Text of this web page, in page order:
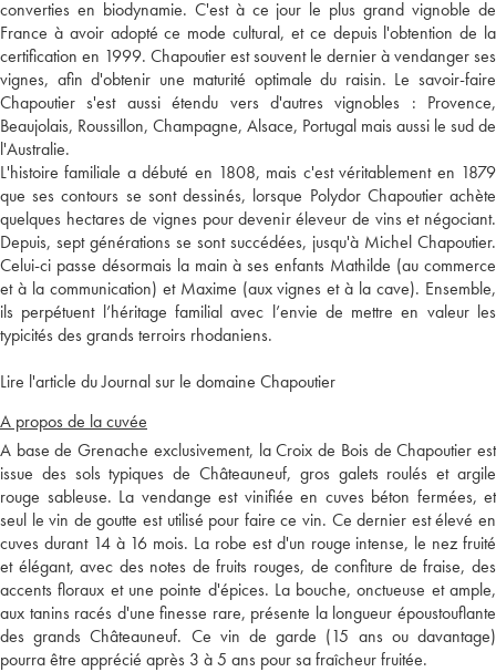
converties en biodynamie. C'est à ce jour le plus grand vignoble de
France à avoir adopté ce mode cultural, et ce depuis l'obtention de la
certification en 1999. Chapoutier est souvent le dernier à vendanger ses
vignes, afin d'obtenir une maturité optimale du raisin. Le savoir-faire
Chapoutier s'est aussi étendu vers d'autres vignobles : Provence,
Beaujolais, Roussillon, Champagne, Alsace, Portugal mais aussi le sud de
l'Australie.
L'histoire familiale a débuté en 1808, mais c'est véritablement en 1879
que ses contours se sont dessinés, lorsque Polydor Chapoutier achète
quelques hectares de vignes pour devenir éleveur de vins et négociant.
Depuis, sept générations se sont succédées, jusqu'à Michel Chapoutier.
Celui-ci passe désormais la main à ses enfants Mathilde (au commerce
et à la communication) et Maxime (aux vignes et à la cave). Ensemble,
ils perpétuent l’héritage familial avec l’envie de mettre en valeur les
typicités des grands terroirs rhodaniens.
Lire l'article du Journal sur le domaine Chapoutier
A propos de la cuvée
A base de Grenache exclusivement, la Croix de Bois de Chapoutier est
issue des sols typiques de Châteauneuf, gros galets roulés et argile
rouge sableuse. La vendange est vinifiée en cuves béton fermées, et
seul le vin de goutte est utilisé pour faire ce vin. Ce dernier est élevé en
cuves durant 14 à 16 mois. La robe est d'un rouge intense, le nez fruité
et élégant, avec des notes de fruits rouges, de confiture de fraise, des
accents floraux et une pointe d'épices. La bouche, onctueuse et ample,
aux tanins racés d'une finesse rare, présente la longueur époustouflante
des grands Châteauneuf. Ce vin de garde (15 ans ou davantage)
pourra être apprécié après 3 à 5 ans pour sa fraîcheur fruitée.